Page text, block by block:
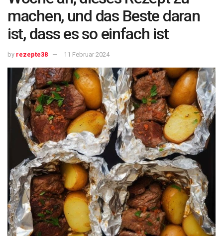
machen, und das Beste daran
ist, dass es so einfach ist
by rezepte38 11 Februar 2024